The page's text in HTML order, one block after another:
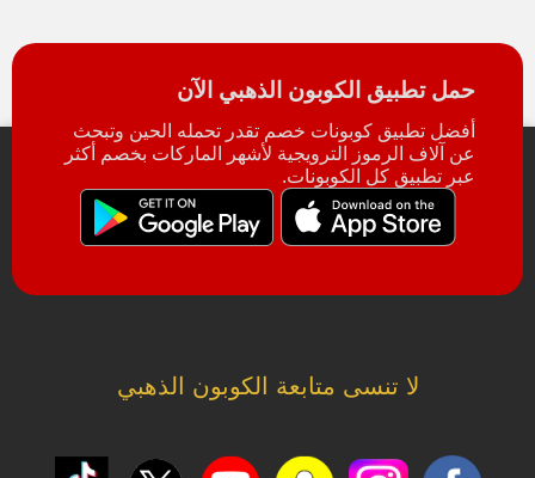
حمل تطبيق الكوبون الذهبي الآن
أفضل تطبيق كوبونات خصم تقدر تحمله الحين وتبحث
عن آلاف الرموز الترويجية لأشهر الماركات بخصم أكثر
عبر تطبيق كل الكوبونات.
لا تنسى متابعة الكوبون الذهبي